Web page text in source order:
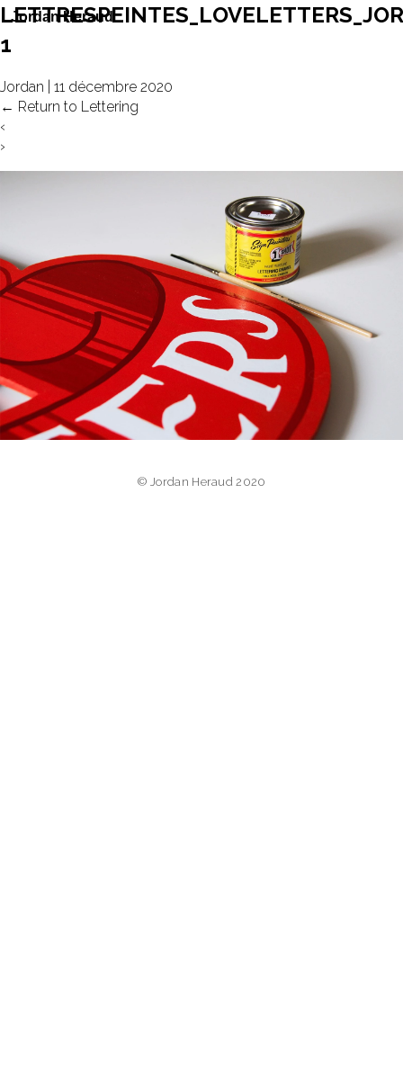
1
Jordan
11 décembre 2020
← Return to Lettering
‹
›
© Jordan Heraud 2020